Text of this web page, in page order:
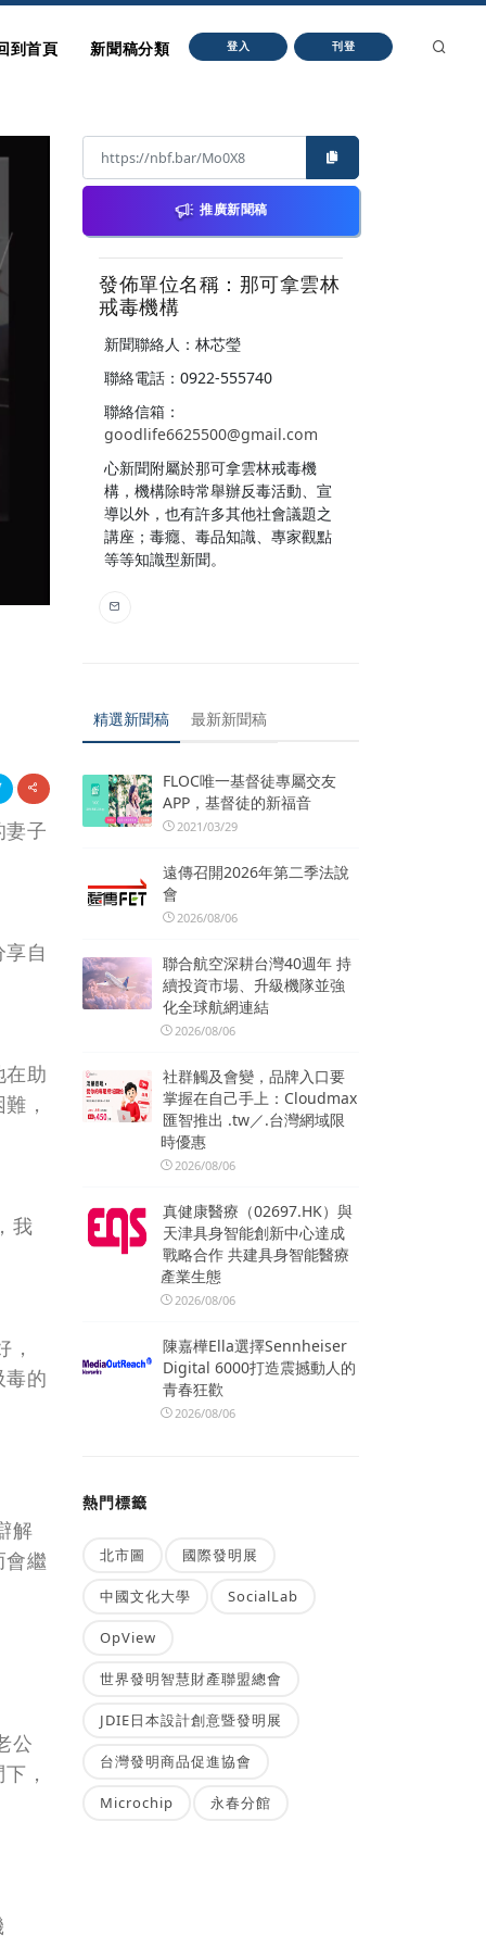
到首頁 新聞稿分類 登入 刊登
子
自
在助
，
我
的
解
繼
公
，
推廣新聞稿
發佈單位名稱：那可拿雲林
戒毒機構
新聞聯絡人：林芯瑩
聯絡電話：0922-555740
聯絡信箱：
goodlife6625500@gmail.com
心新聞附屬於那可拿雲林戒毒機
構，機構除時常舉辦反毒活動、宣
導以外，也有許多其他社會議題之
講座；毒癮、毒品知識、專家觀點
等等知識型新聞。
精選新聞稿 最新新聞稿
FLOC唯一基督徒專屬交友
APP，基督徒的新福音
2021/03/29
遠傳召開2026年第二季法說
會
2026/08/06
聯合航空深耕台灣40週年 持
續投資市場、升級機隊並強
化全球航網連結
2026/08/06
社群觸及會變，品牌入口要
掌握在自己手上：Cloudmax
匯智推出 .tw／.台灣網域限
時優惠
2026/08/06
真健康醫療（02697.HK）與
天津具身智能創新中心達成
戰略合作 共建具身智能醫療
產業生態
2026/08/06
陳嘉樺Ella選擇Sennheiser
Digital 6000打造震撼動人的
青春狂歡
2026/08/06
熱門標籤
北市圖 國際發明展
中國文化大學 SocialLab
OpView
世界發明智慧財產聯盟總會
JDIE日本設計創意暨發明展
台灣發明商品促進協會
Microchip 永春分館